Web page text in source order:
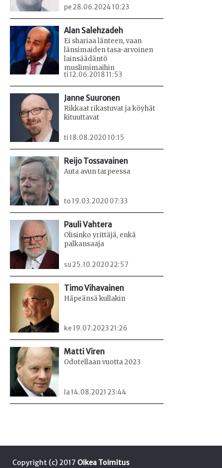
pe 28.06.2024 10:23
Alan Salehzadeh
Ei shariaa länteen, vaan
länsimaiden tasa-arvoinen
lainsäädäntö
muslimimaihin
ti 12.06.2018 11:53
Janne Suuronen
Rikkaat rikastuvat ja köyhät
kituuttavat
ti 18.08.2020 10:15
Reijo Tossavainen
Auta avun tarpeessa
to 19.03.2020 07:33
Pauli Vahtera
Olisinko yrittäjä, enkä
palkansaaja
su 25.10.2020 22:57
Timo Vihavainen
Häpeänsä kullakin
ke 19.07.2023 21:26
Matti Viren
Odotellaan vuotta 2023
la 14.08.2021 23:44
Copyright (c) 2017 Oikea Toimitus